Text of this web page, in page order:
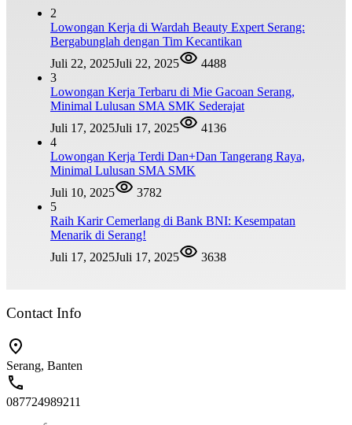
2
Lowongan Kerja di Wardah Beauty Expert Serang:
Bergabunglah dengan Tim Kecantikan
Juli 22, 2025Juli 22, 2025
4488
3
Lowongan Kerja Terbaru di Mie Gacoan Serang,
Minimal Lulusan SMA SMK Sederajat
Juli 17, 2025Juli 17, 2025
4136
4
Lowongan Kerja Terdi Dan+Dan Tangerang Raya,
Minimal Lulusan SMA SMK
Juli 10, 2025
3782
5
Raih Karir Cemerlang di Bank BNI: Kesempatan
Menarik di Serang!
Juli 17, 2025Juli 17, 2025 3638
Contact Info
Serang, Banten
087724989211